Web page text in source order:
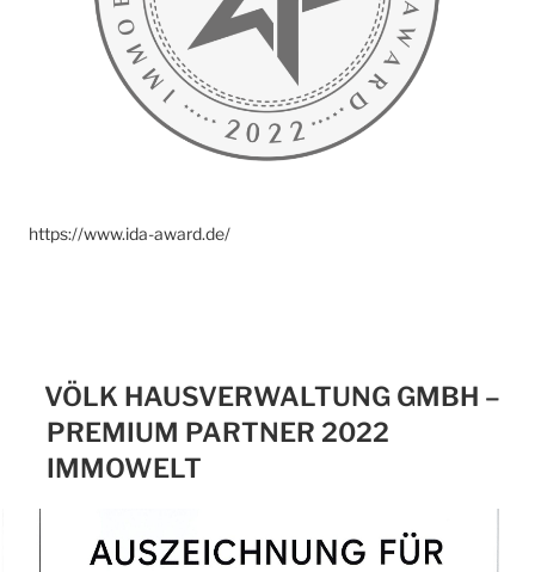
https://www.ida-award.de/
VÖLK HAUSVERWALTUNG GMBH –
PREMIUM PARTNER 2022
IMMOWELT